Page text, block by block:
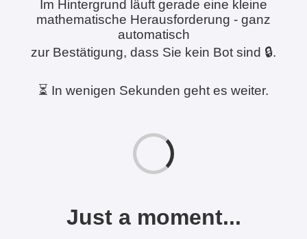
Im Hintergrund läuft gerade eine kleine
mathematische Herausforderung - ganz
automatisch
zur Bestätigung, dass Sie kein Bot sind 🔒.
⏳ In wenigen Sekunden geht es weiter.
Just a moment...